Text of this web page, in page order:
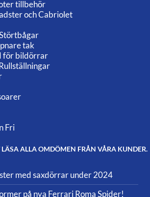
tillbehör
och Cabriolet
tak
för bildörrar
Fri
ALLA OMDÖMEN FRÅN VÅRA KUNDER.
med saxdörrar under 2024
på nya Ferrari Roma Spider!